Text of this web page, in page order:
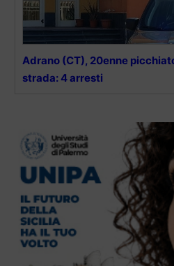
Adrano (CT), 20enne
strada: 4 arresti